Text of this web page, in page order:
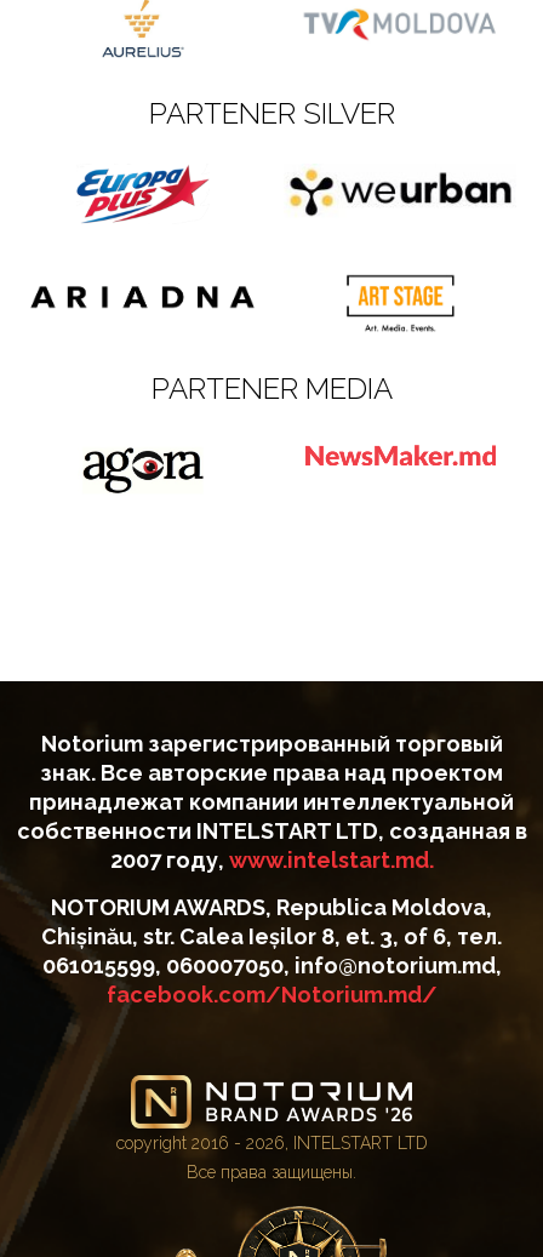
PARTENER SILVER
PARTENER MEDIA
Notorium зарегистрированный торговый
знак. Все авторские права над проектом
принадлежат компании интеллектуальной
собственности INTELSTART LTD, созданная в
2007 году, www.intelstart.md.
NOTORIUM AWARDS, Republica Moldova,
Chișinău, str. Calea Ieșilor 8, et. 3, of 6, тел.
061015599, 060007050, info@notorium.md,
facebook.com/Notorium.md/
copyright 2016 - 2026, INTELSTART LTD
Все права защищены.